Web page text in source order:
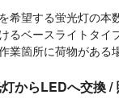
希望する蛍光灯の本
るベースライトタイ
業箇所に荷物がある
からLEDへ交換 /